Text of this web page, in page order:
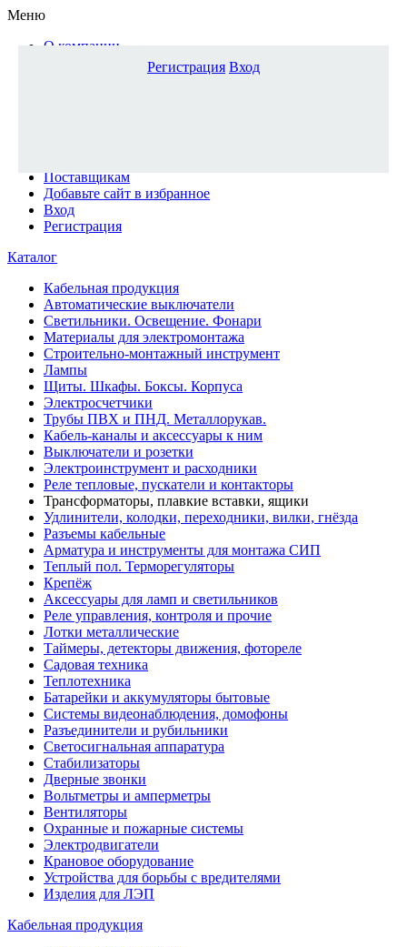
Меню
О компании
Доставка и оплата
Поставщикам
Добавьте сайт в избранное
Вход
Регистрация
Каталог
Кабельная продукция
Автоматические выключатели
Светильники. Освещение. Фонари
Материалы для электромонтажа
Строительно-монтажный инструмент
Лампы
Щиты. Шкафы. Боксы. Корпуса
Электросчетчики
Трубы ПВХ и ПНД. Металлорукав.
Кабель-каналы и аксессуары к ним
Выключатели и розетки
Электроинструмент и расходники
Реле тепловые, пускатели и контакторы
Трансформаторы, плавкие вставки, ящики
Удлинители, колодки, переходники, вилки, гнёзда
Разъемы кабельные
Арматура и инструменты для монтажа СИП
Теплый пол. Терморегуляторы
Крепёж
Аксессуары для ламп и светильников
Реле управления, контроля и прочие
Лотки металлические
Таймеры, детекторы движения, фотореле
Садовая техника
Теплотехника
Батарейки и аккумуляторы бытовые
Системы видеонаблюдения, домофоны
Разъединители и рубильники
Светосигнальная аппаратура
Стабилизаторы
Дверные звонки
Вольтметры и амперметры
Вентиляторы
Охранные и пожарные системы
Электродвигатели
Крановое оборудование
Устройства для борьбы с вредителями
Изделия для ЛЭП
Кабельная продукция
Регистрация Вход